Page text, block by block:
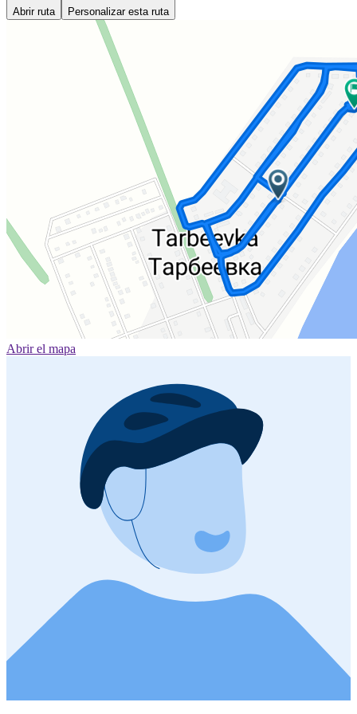
Abrir ruta Personalizar esta ruta
Abrir el mapa